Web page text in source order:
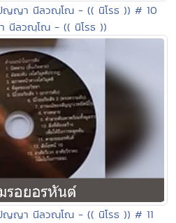
ญญา นีลวณฺโณ - (( นิโรธ )) # 10
นีลวณฺโณ - (( นิโรธ ))
ญญา นีลวณฺโณ - (( นิโรธ )) # 11